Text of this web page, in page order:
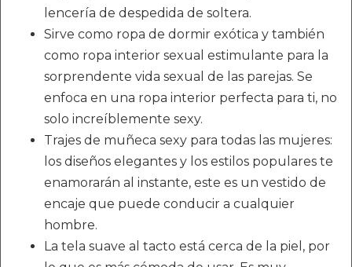
lencería de despedida de soltera.
Sirve como ropa de dormir exótica y también
como ropa interior sexual estimulante para la
sorprendente vida sexual de las parejas. Se
enfoca en una ropa interior perfecta para ti, no
solo increíblemente sexy.
Trajes de muñeca sexy para todas las mujeres:
los diseños elegantes y los estilos populares te
enamorarán al instante, este es un vestido de
encaje que puede conducir a cualquier
hombre.
La tela suave al tacto está cerca de la piel, por